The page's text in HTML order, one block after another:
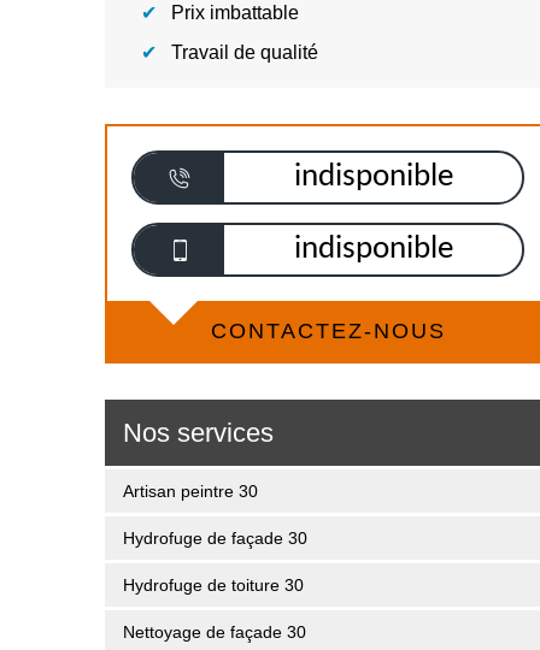
Prix imbattable
Travail de qualité
indisponible
indisponible
CONTACTEZ-NOUS
Nos services
Artisan peintre 30
Hydrofuge de façade 30
Hydrofuge de toiture 30
Nettoyage de façade 30